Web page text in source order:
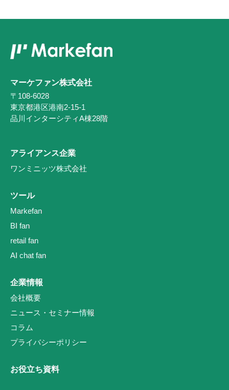
マーケファン株式会社
〒108-6028
東京都港区港南2-15-1
品川インターシティA棟28階
アライアンス企業
ワンミニッツ株式会社
ツール
Markefan
BI fan
retail fan
AI chat fan
企業情報
会社概要
ニュース・セミナー情報
コラム
プライバシーポリシー
お役立ち資料